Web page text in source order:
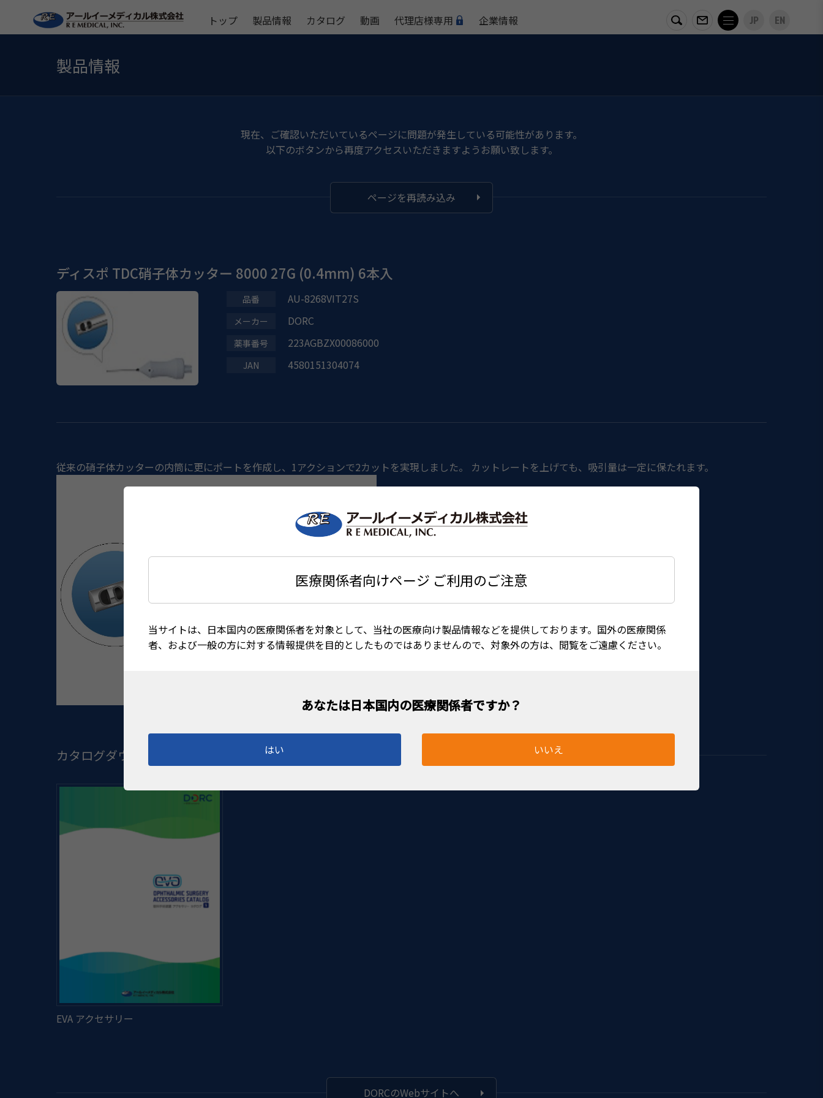
医療関係者向けページ ご利用のご注意
当サイトは、日本国内の医療関係者を対象として、当社の医療向け製品情報などを提供しております。国外の医療関係
者、および一般の方に対する情報提供を目的としたものではありませんので、対象外の方は、閲覧をご遠慮ください。
はい いいえ
トップ 製品情報 カタログ 動画 代理店様専用 企業情報 JP EN
製品情報
現在、ご確認いただいているページに問題が発生している可能性があります。
以下のボタンから再度アクセスいただきますようお願い致します。
ページを再読み込み
ディスポ TDC硝子体カッター 8000 27G (0.4mm) 6本入
AU-8268VIT27S
DORC
223AGBZX00086000
4580151304074
従来の硝子体カッターの内筒に更にポートを作成し、1アクションで2カットを実現しました。 カットレートを上げても、吸引量は一定に保たれます。
〇8000cpmの27G (0.4mm) TDCカッターです。
カタログダウンロード
DORCのWebサイトへ